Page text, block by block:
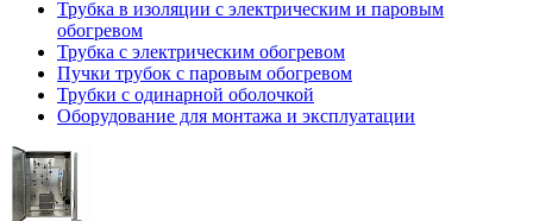
Трубка в изоляции с электрическим и паровым
обогревом
Трубка с электрическим обогревом
Пучки трубок с паровым обогревом
Трубки с одинарной оболочкой
Оборудование для монтажа и эксплуатации